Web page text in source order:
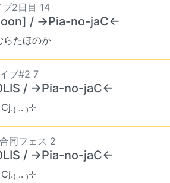
2日目 14
/ →Pia-no-jaC←
らたほのか
ブ#2 7
/ →Pia-no-jaC←
Cj.₍ .. ₎⊹
同フェス 2
/ →Pia-no-jaC←
Cj.₍ .. ₎⊹